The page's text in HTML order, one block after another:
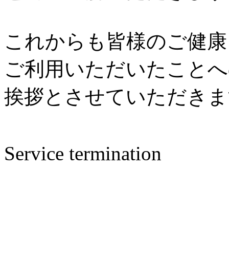
これからも皆様のご健
ご利用いただいたこと
挨拶とさせていただき
Service termination